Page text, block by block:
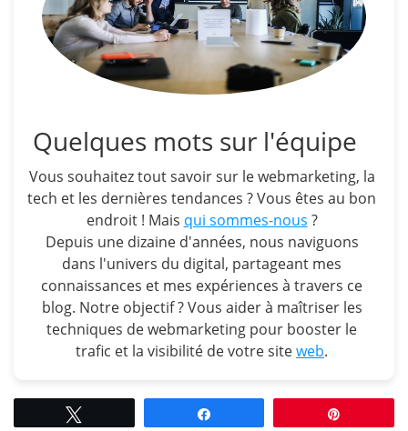
Quelques mots sur l'équipe
Vous souhaitez tout savoir sur le webmarketing, la
tech et les dernières tendances ? Vous êtes au bon
endroit ! Mais qui sommes-nous ?
Depuis une dizaine d'années, nous naviguons
dans l'univers du digital, partageant mes
connaissances et mes expériences à travers ce
blog. Notre objectif ? Vous aider à maîtriser les
techniques de webmarketing pour booster le
trafic et la visibilité de votre siteweb.